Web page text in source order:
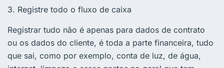
3. Registre todo o fluxo de caixa
Registrar tudo não é apenas para dados de contrato
ou os dados do cliente, é toda a parte financeira, tudo
que sai, como por exemplo, conta de luz, de água,